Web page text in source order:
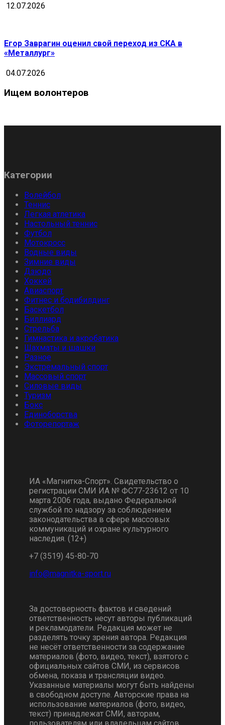
12.07.2026
Егор Заврагин оценил свой переход из СКА в
«Металлург»
04.07.2026
Ищем волонтеров
Категории
Волейбол
Теннис
Легкая атлетика
Настольный теннис
Футбол
Мотокросс
Водные виды
Зимние виды
Дзюдо
Хоккей
Авиаспорт
Фитнес и бодибилдинг
Баскетбол
Биллиард
Стрельба
Гимнастика и акробатика
Шахматы и шашки
Разное
Экстремальный спорт
Массовый спорт
Силовые виды
Туризм
Бокс
Единоборства
Фоторепортаж
ИА «Магнитка-Спорт». Свидетельство о
регистрации СМИ ИА № ФС77-23612 от 10
марта 2006 года, выдано Федеральной
службой по надзору за соблюдением
законодательства в сфере массовых
коммуникаций и охране культурного
наследия. (12+)
+7 (3519) 45-80-70
За достоверность фактов и сведений
ответственность несут авторы публикаций
и рекламодатели. Редакция может не
разделять точку зрения автора. Редакция
не несёт ответственности за содержание
материалов (фото, видео, текст), взятого с
официальных сайтов СМИ, из сервисов
обмена, показа и трансляции видео.
Указанные материалы могут быть найдены
в свободном доступе. Авторские права на
использование материалов (фото, видео,
текст) принадлежат СМИ, авторам,